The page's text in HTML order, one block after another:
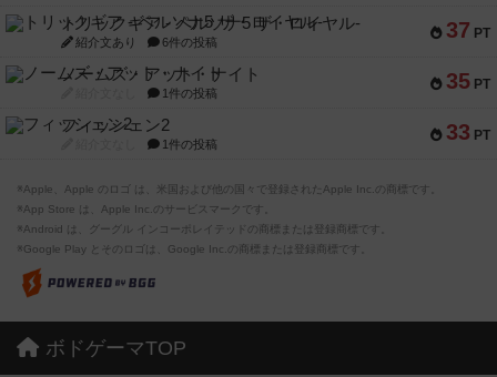
37 PT
トリックギア - ペルソナ5 ザ・ロイヤル-
紹介文あり 6件の投稿
35 PT
ノームズ・アット・ナイト
1件の投稿
33 PT
フィッシェン2
1件の投稿
※Apple、Apple のロゴ は、米国および他の国々で登録されたApple Inc.の商標です。
※App Store は、Apple Inc.のサービスマークです。
※Android は、グーグル インコーポレイテッドの商標または登録商標です。
※Google Play とそのロゴは、Google Inc.の商標または登録商標です。
ボドゲーマTOP